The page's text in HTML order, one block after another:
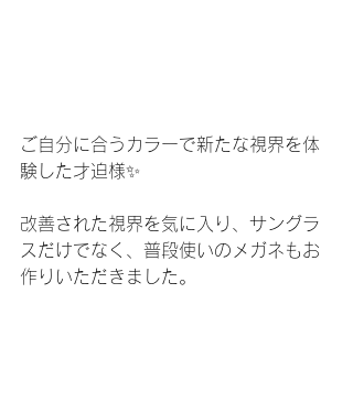
ご自分に合うカラーで新たな視界を体
験した才迫様✨
改善された視界を気に入り、サングラ
スだけでなく、普段使いのメガネもお
作りいただきました。